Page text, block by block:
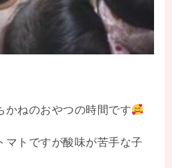
かねのおやつの時間です
マトですが酸味が苦手な子